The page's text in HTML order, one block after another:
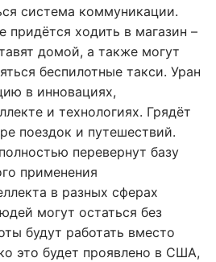
система коммуникации.
придётся ходить в магазин –
домой, а также могут
беспилотные такси. Уран
в инновациях,
и технологиях. Грядёт
поездок и путешествий.
перевернут базу
применения
в разных сферах
могут остаться без
будут работать вместо
это будет проявлено в США,